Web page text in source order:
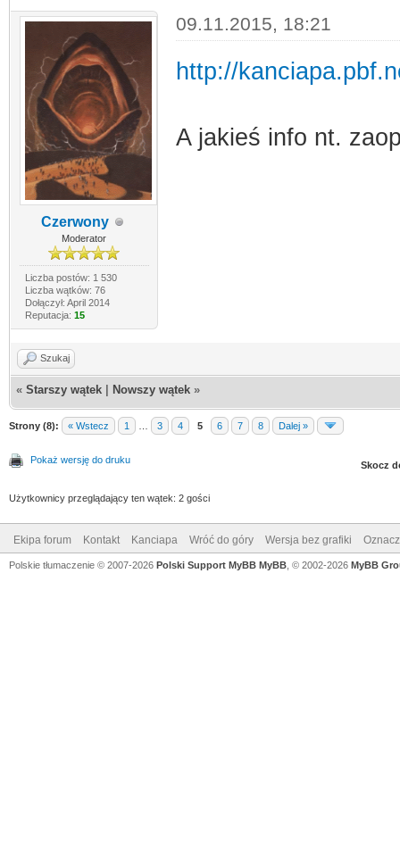
Czerwony
Moderator
Liczba postów: 1 530
Liczba wątków: 76
Dołączył: April 2014
Reputacja: 15
09.11.2015, 18:21
http://
A jakieś info nt.
Szukaj
« Starszy wątek Nowszy wątek »
Strony (8): « Wstecz 1 3 4 5 6 7 8 Dalej »
Pokaż wersję do druku Skocz
Użytkownicy przeglądający ten wątek: 2 gości
Ekipa forum Kontakt Kanciapa Wróć do góry Wersja bez grafiki
Polskie tłumaczenie © 2007-2026 Polski Support MyBB MyBB , © 2002-2026 MyBB